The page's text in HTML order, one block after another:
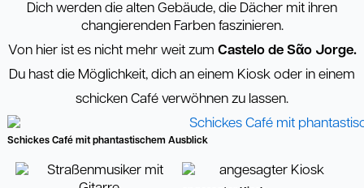
Dich werden die alten Gebäude, die Dächer mit ihren
changierenden Farben faszinieren.
Von hier ist es nicht mehr weit zum Castelo de Sᾶo Jorge.
Du hast die Möglichkeit, dich an einem Kiosk oder in einem
schicken Café verwöhnen zu lassen.
Schickes Café mit phantastischem Ausblick